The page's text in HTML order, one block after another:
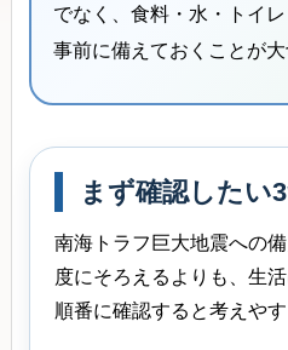
でなく、食料・水・トイ
事前に備えておくことが大
まず確認したい
南海トラフ巨大地震への
度にそろえるよりも、生
順番に確認すると考えやす